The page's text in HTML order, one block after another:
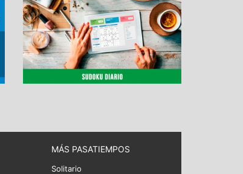
MÁS PASATIEMPOS
Solitario